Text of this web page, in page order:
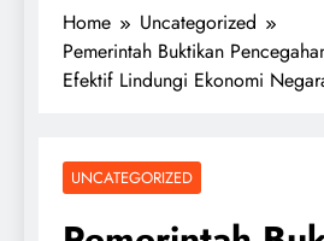
Home
Uncategorized
Pemerintah Buktikan
Efektif Lindungi Ekonomi
UNCATEGORIZED